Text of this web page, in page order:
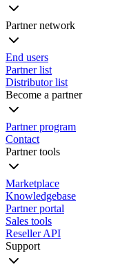
Partner network
End users
Partner list
Distributor list
Become a partner
Partner program
Contact
Partner tools
Marketplace
Knowledgebase
Partner portal
Sales tools
Reseller API
Support